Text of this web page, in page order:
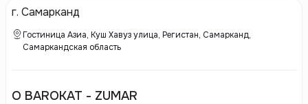
г. Самарканд
Гостиница Азиа, Куш Хавуз улица, Регистан, Самарканд,
Самаркандская область
О BAROKAT - ZUMAR